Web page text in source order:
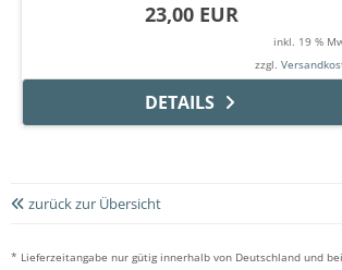
23,00 EUR
inkl. 19 %
zzgl.
DETAILS
zurück zur Übersicht
* Lieferzeitangabe nur gütig innerhalb von Deutschland und